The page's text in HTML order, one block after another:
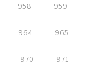
958 959
964 965
970 971